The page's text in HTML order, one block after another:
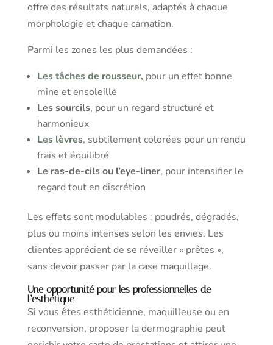
offre des résultats naturels, adaptés à chaque
morphologie et chaque carnation.
Parmi les zones les plus demandées :
Les tâches de rousseur,pour un effet bonne
mine et ensoleillé
Les sourcils, pour un regard structuré et
harmonieux
Les lèvres, subtilement colorées pour un rendu
frais et équilibré
Le ras-de-cils ou l’eye-liner, pour intensifier le
regard tout en discrétion
Les effets sont modulables : poudrés, dégradés,
plus ou moins intenses selon les envies. Les
clientes apprécient de se réveiller « prêtes »,
sans devoir passer par la case maquillage.
Une opportunité pour les professionnelles de
l’esthétique
Si vous êtes esthéticienne, maquilleuse ou en
reconversion, proposer la dermographie peut